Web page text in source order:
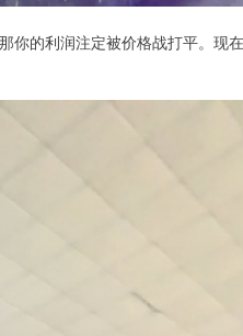
的利润注定被价格战打平。现